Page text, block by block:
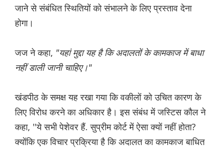
जाने से संबंधित स्थितियों को संभालने के लिए प्रस्ताव देना
होगा।
जज ने कहा, "यहां मुद्दा यह है कि अदालतों के कामकाज में बाधा
नहीं डाली जानी चाहिए।"
खंडपीठ के समक्ष यह रखा गया कि वकीलों को उचित कारण के
लिए विरोध करने का अधिकार है। इस संबंध में जस्टिस कौल ने
कहा, ''ये सभी पेशेवर हैं. सुप्रीम कोर्ट में ऐसा क्यों नहीं होता?
क्योंकि एक विचार प्रक्रिया है कि अदालत का कामकाज बाधित